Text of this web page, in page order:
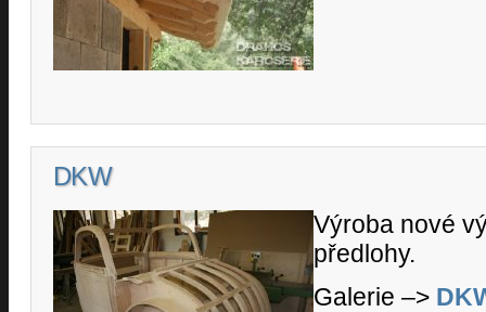
DKW
Výroba nové
předlohy.
Galerie –>